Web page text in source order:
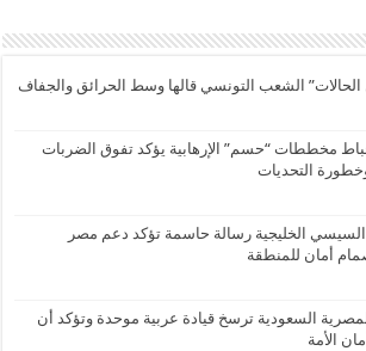
الشعب التونسي قالها وسط الحرائق والجفاف
مخططات “حسم” الإرهابية يؤكد تفوق الضربات
التحديات
السيسي الخليجية رسالة حاسمة تؤكد دعم مصر
أمان للمنطقة
السعودية ترسخ قيادة عربية موحدة وتؤكد أن
الأمة